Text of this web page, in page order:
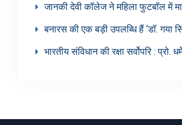
जानकी देवी कॉलेज ने महिला फुटबॉल में
बनारस की एक बड़ी उपलब्धि हैं ‘डॉ. गया
भारतीय संविधान की रक्षा सर्वोपरि : प्रो.